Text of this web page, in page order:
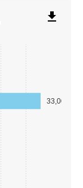
33,00
file_download